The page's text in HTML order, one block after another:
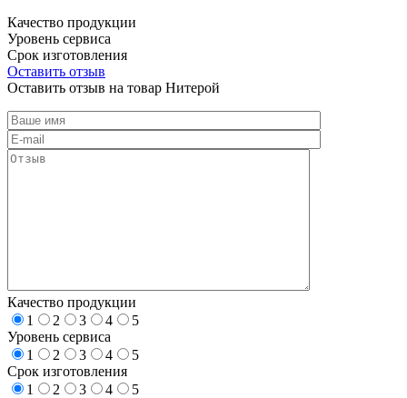
Качество продукции
Уровень сервиса
Срок изготовления
Оставить отзыв
Оставить отзыв на товар Нитерой
Качество продукции
1
2 3 4
5
Уровень сервиса
1
2 3 4
5
Срок изготовления
1
2 3 4
5